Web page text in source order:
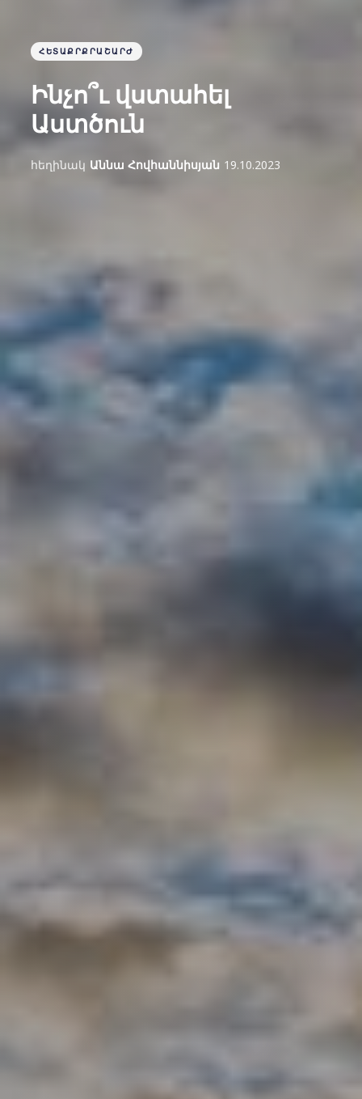
ՀԵՏԱՔՐՔՐԱՇԱՐԺ
Ինչո՞ւ վստահել
Աստծուն
հեղինակ Աննա Հովհաննիսյան 19.10.2023